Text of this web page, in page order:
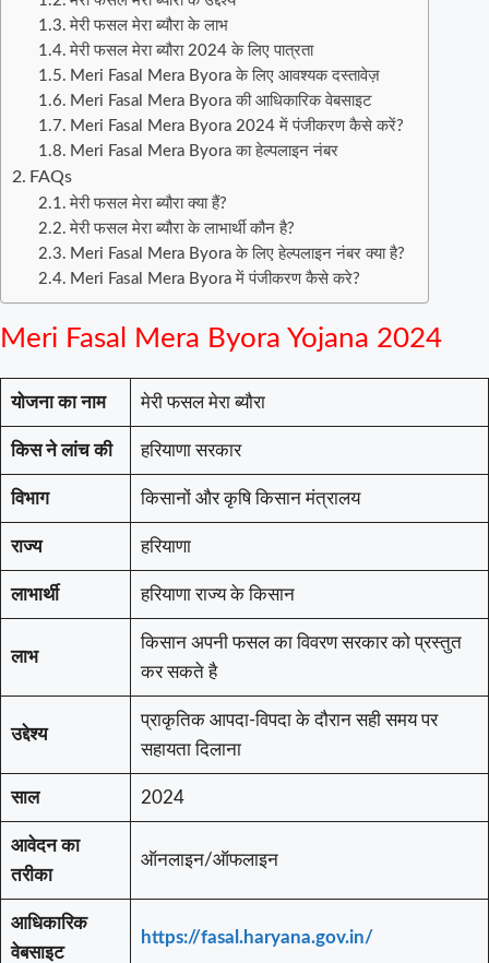
मेरी फसल मेरा ब्यौरा के लाभ
मेरी फसल मेरा ब्यौरा 2024 के लिए पात्रता
Meri Fasal Mera Byora के लिए आवश्यक दस्तावेज़
Meri Fasal Mera Byora की आधिकारिक वेबसाइट
Meri Fasal Mera Byora 2024 में पंजीकरण कैसे करें?
Meri Fasal Mera Byora का हेल्पलाइन नंबर
FAQs
मेरी फसल मेरा ब्यौरा क्या हैं?
मेरी फसल मेरा ब्यौरा के लाभार्थी कौन है?
Meri Fasal Mera Byora के लिए हेल्पलाइन नंबर क्या है?
Meri Fasal Mera Byora में पंजीकरण कैसे करे?
Meri Fasal Mera Byora Yojana 2024
योजना का नाम मेरी फसल मेरा ब्यौरा
किस ने लांच की हरियाणा सरकार
विभाग किसानों और कृषि किसान मंत्रालय
राज्य हरियाणा
लाभार्थी हरियाणा राज्य के किसान
लाभ
किसान अपनी फसल का विवरण सरकार को प्रस्तुत
कर सकते है
उद्देश्य
प्राकृतिक आपदा-विपदा के दौरान सही समय पर
सहायता दिलाना
साल 2024
आवेदन का
तरीका
ऑनलाइन/ऑफलाइन
आधिकारिक
वेबसाइट
https://fasal.haryana.gov.in/